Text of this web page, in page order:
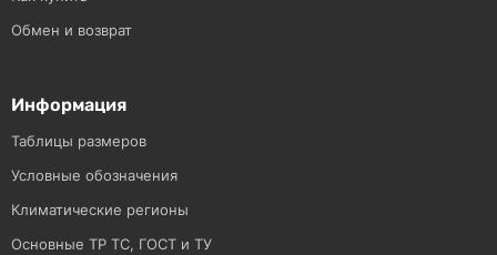
Обмен и возврат
Информация
Таблицы размеров
Условные обозначения
Климатические регионы
Основные ТР ТС, ГОСТ и ТУ